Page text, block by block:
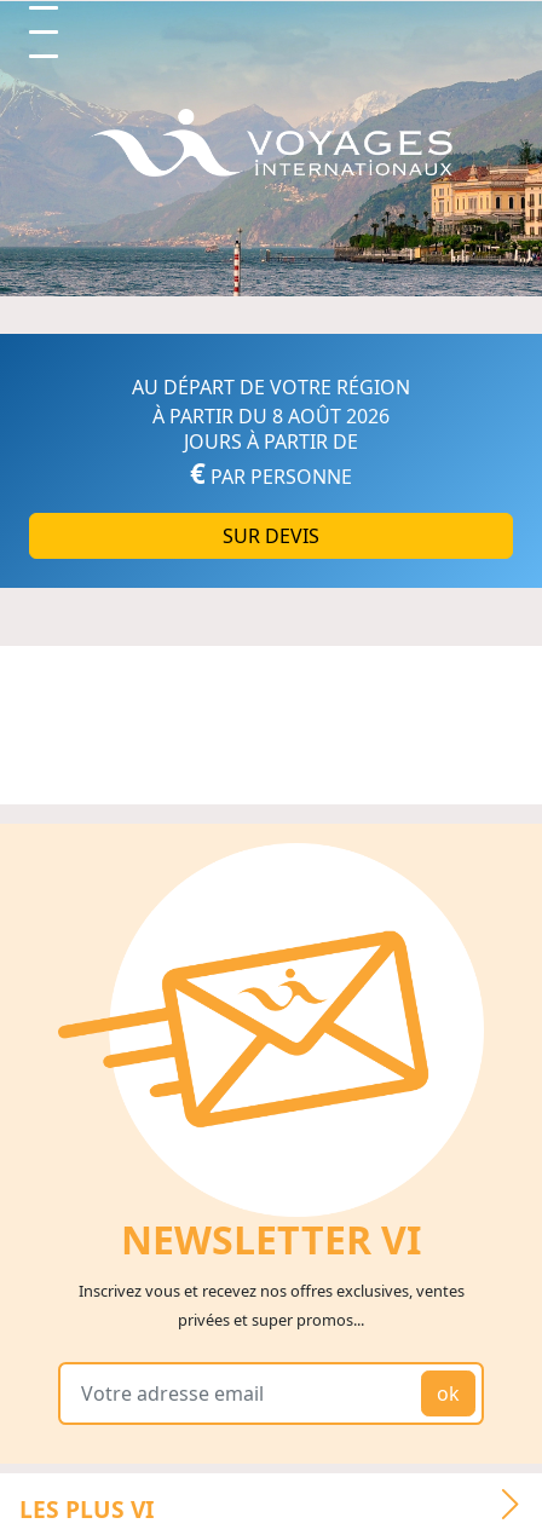
Circuits et Séjours en France,
AU DÉPART DE VOTRE RÉGION
À PARTIR DU 8 AOÛT 2026
JOURS À PARTIR DE
€ PAR PERSONNE
SUR DEVIS
NEWSLETTER VI
Inscrivez vous et recevez nos offres exclusives, ventes
privées et super promos...
ok
LES PLUS VI